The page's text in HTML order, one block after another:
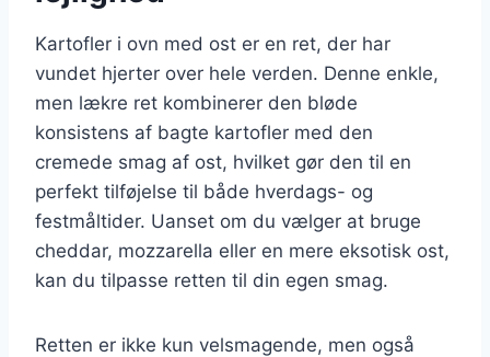
Kartofler i ovn med ost er en ret, der har
vundet hjerter over hele verden. Denne enkle,
men lækre ret kombinerer den bløde
konsistens af bagte kartofler med den
cremede smag af ost, hvilket gør den til en
perfekt tilføjelse til både hverdags- og
festmåltider. Uanset om du vælger at bruge
cheddar, mozzarella eller en mere eksotisk ost,
kan du tilpasse retten til din egen smag.
Retten er ikke kun velsmagende, men også